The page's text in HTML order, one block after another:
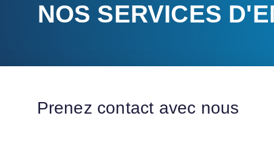
NOS SERVICES
Prenez contact avec nous